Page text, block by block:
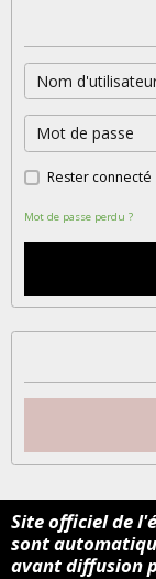
Rester connecté
Mot de passe perdu ?
Site officiel de
sont
avant diffusion